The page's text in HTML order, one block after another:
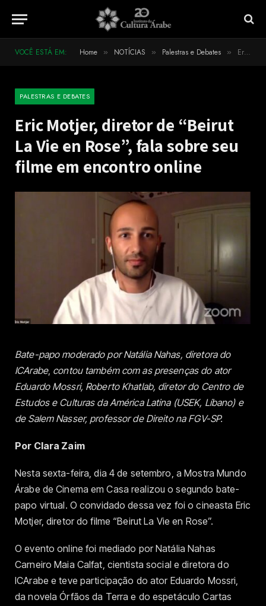
VOCÊ ESTÁ EM: Home » NOTÍCIAS » Palestras e Debates » Eric Motjer, diretor de “Beirut La Vie en Rose”, fala sobre seu filme em encontro online
PALESTRAS E DEBATES
Eric Motjer, diretor de “Beirut
La Vie en Rose”, fala sobre seu
filme em encontro online
Bate-papo moderado porNatália Nahas, diretora do
ICArabe, contou também com as presenças do ator
Eduardo Mossri, Roberto Khatlab, diretor do Centro de
Estudos e Culturas da América Latina (USEK, Líbano) e
de Salem Nasser, professor de Direito na FGV-SP.
Por Clara Zaim
Nesta sexta-feira, dia 4 de setembro, a Mostra Mundo
Árabe de Cinema em Casa realizou o segundo bate-
papo virtual. O convidado dessa vez foi o cineasta Eric
Motjer, diretor do filme “Beirut La Vie en Rose”.
O evento online foi mediado por Natália Nahas
Carneiro Maia Calfat, cientista social e diretora do
ICArabe e teve participação do ator Eduardo Mossri,
da novela Órfãos da Terra e do espetáculo Cartas